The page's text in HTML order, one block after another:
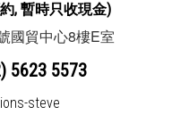
, 暫時只收現金)
國貿中心8樓E室
5623 5573
steve